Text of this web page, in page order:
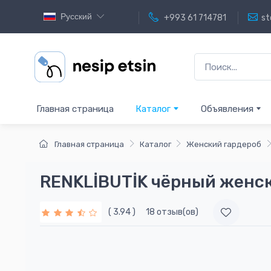
Русский +993 61 714781
Главная страница Каталог Объявления
Главная страница Каталог Женский гардероб
RENKLİBUTİK чёрный
( 3.94 ) 18 отзыв(ов)